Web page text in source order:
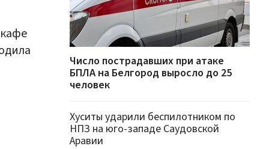
Число пострадавших при атаке
БПЛА на Белгород выросло до 25
человек
Хуситы ударили беспилотником по
НПЗ на юго-западе Саудовской
Аравии